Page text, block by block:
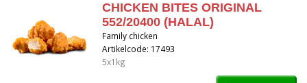
CHICKEN BITES ORIGINAL
552/20400 (HALAL)
Family chicken
Artikelcode: 17493
5x1kg